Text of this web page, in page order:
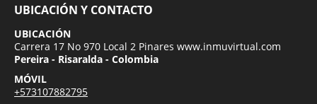
UBICACIÓN Y CONTACTO
UBICACIÓN
Carrera 17 No 970 Local 2 Pinares www.inmuvirtual.com
Pereira - Risaralda - Colombia
MÓVIL
+573107882795